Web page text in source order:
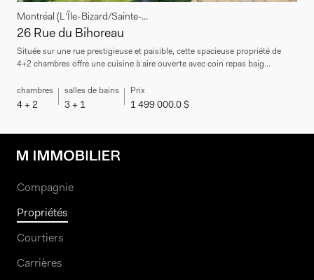
Montréal (L'Île-Bizard/Sainte-...
26 Rue du Bihoreau
Située sur une rue prestigieuse et paisible, cette spacieuse propriété de
4+2 chambres offre une cuisine à aire ouverte avec coin repas baig...
chambres
4 + 2
salles de bains
3 + 1
Prix
1 499 000.0 $
Compagnie
Propriétés
Courtiers
Carrières